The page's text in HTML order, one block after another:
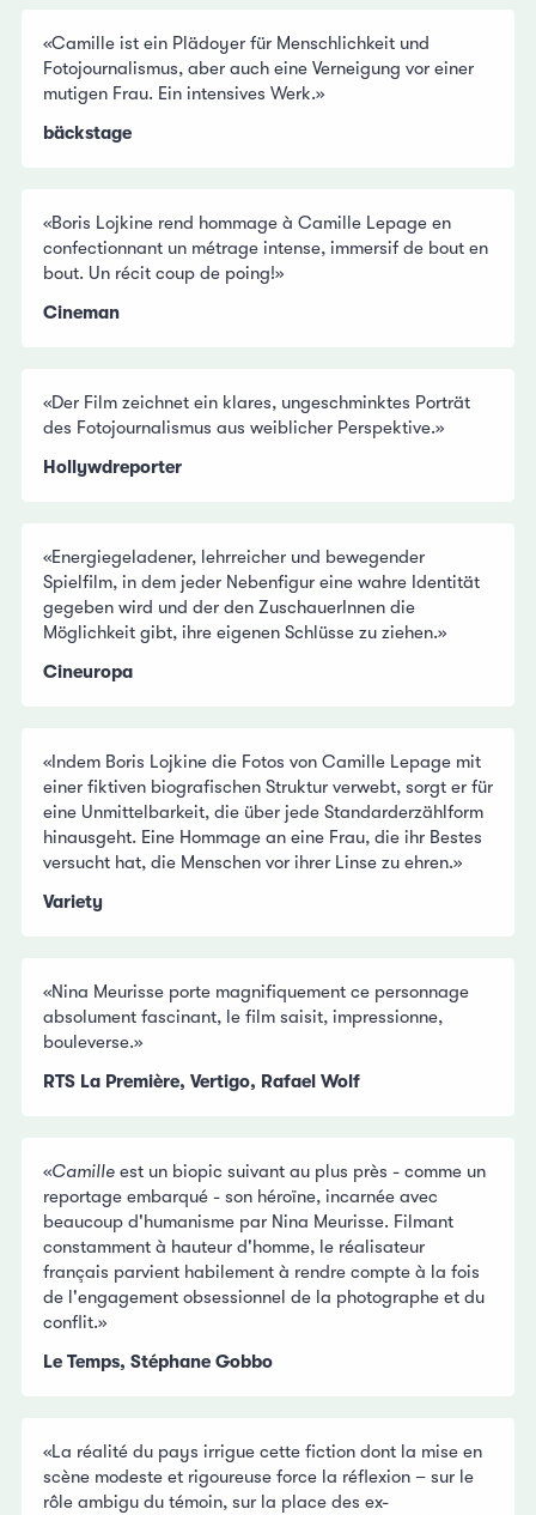
«Camille ist ein Plädoyer für Menschlichkeit und
Fotojournalismus, aber auch eine Verneigung vor einer
mutigen Frau. Ein intensives Werk.»
bäckstage
«Boris Lojkine rend hommage à Camille Lepage en
confectionnant un métrage intense, immersif de bout en
bout. Un récit coup de poing!»
Cineman
«Der Film zeichnet ein klares, ungeschminktes Porträt
des Fotojournalismus aus weiblicher Perspektive.»
Hollywdreporter
«Energiegeladener, lehrreicher und bewegender
Spielfilm, in dem jeder Nebenfigur eine wahre Identität
gegeben wird und der den ZuschauerInnen die
Möglichkeit gibt, ihre eigenen Schlüsse zu ziehen.»
Cineuropa
«Indem Boris Lojkine die Fotos von Camille Lepage mit
einer fiktiven biografischen Struktur verwebt, sorgt er für
eine Unmittelbarkeit, die über jede Standarderzählform
hinausgeht. Eine Hommage an eine Frau, die ihr Bestes
versucht hat, die Menschen vor ihrer Linse zu ehren.»
Variety
«Nina Meurisse porte magnifiquement ce personnage
absolument fascinant, le film saisit, impressionne,
bouleverse.»
RTS La Première, Vertigo, Rafael Wolf
«Camille est un biopic suivant au plus près - comme un
reportage embarqué - son héroïne, incarnée avec
beaucoup d'humanisme par Nina Meurisse. Filmant
constamment à hauteur d'homme, le réalisateur
français parvient habilement à rendre compte à la fois
de l'engagement obsessionnel de la photographe et du
conflit.»
Le Temps, Stéphane Gobbo
«La réalité du pays irrigue cette fiction dont la mise en
scène modeste et rigoureuse force la réflexion – sur le
rôle ambigu du témoin, sur la place des ex-